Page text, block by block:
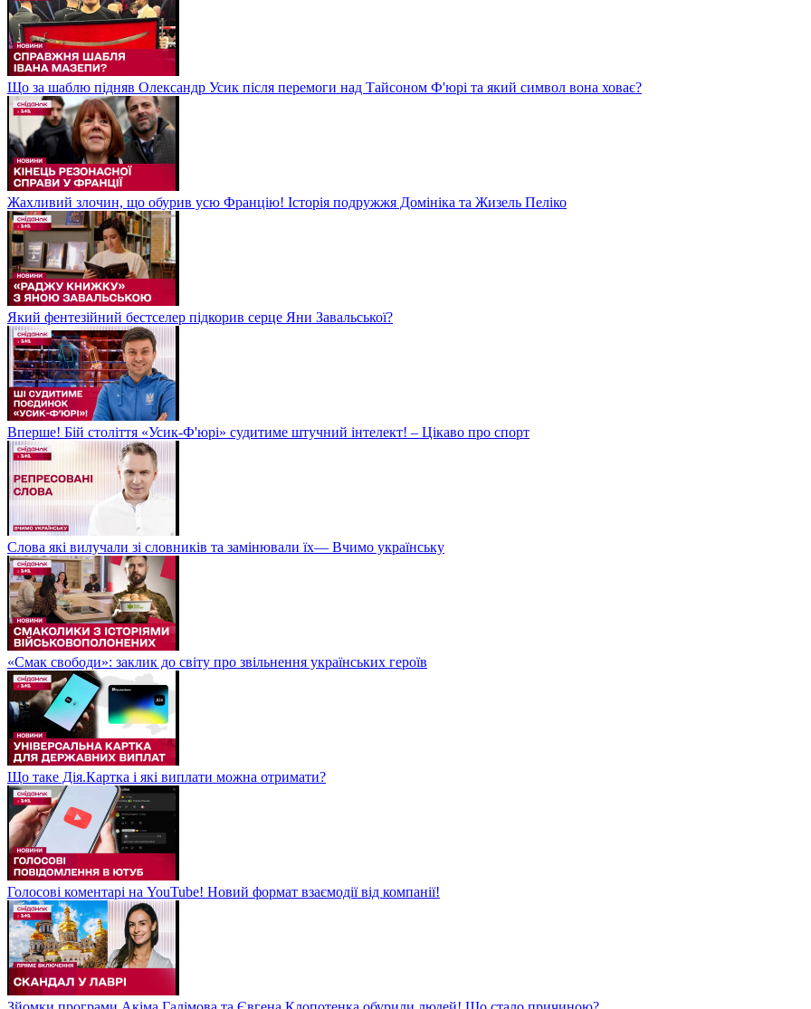
Що за шаблю підняв Олександр Усик після перемоги над Тайсоном Ф'юрі та який символ вона ховає?
Жахливий злочин, що обурив усю Францію! Історія подружжя Домініка та Жизель Пеліко
Який фентезійний бестселер підкорив серце Яни Завальської?
Вперше! Бій століття «Усик-Ф'юрі» судитиме штучний інтелект! – Цікаво про спорт
Слова які вилучали зі словників та замінювали їх— Вчимо українську
«Смак свободи»: заклик до світу про звільнення українських героїв
Що таке Дія.Картка і які виплати можна отримати?
Голосові коментарі на YouTube! Новий формат взаємодії від компанії!